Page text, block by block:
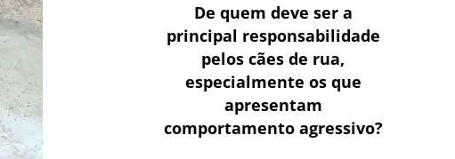
De quem deve ser a
principal responsabilidade
pelos cães de rua,
especialmente os que
apresentam
comportamento agressivo?